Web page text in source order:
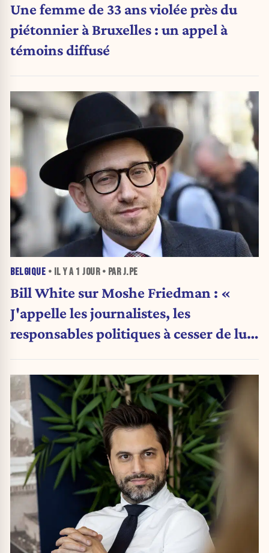
Une femme de 33 ans violée près du
piétonnier à Bruxelles : un appel à
témoins diffusé
BELGIQUE • IL Y A 1 JOUR• PAR J.PE
Bill White sur Moshe Friedman : «
J'appelle les journalistes, les
responsables politiques à cesser de lui